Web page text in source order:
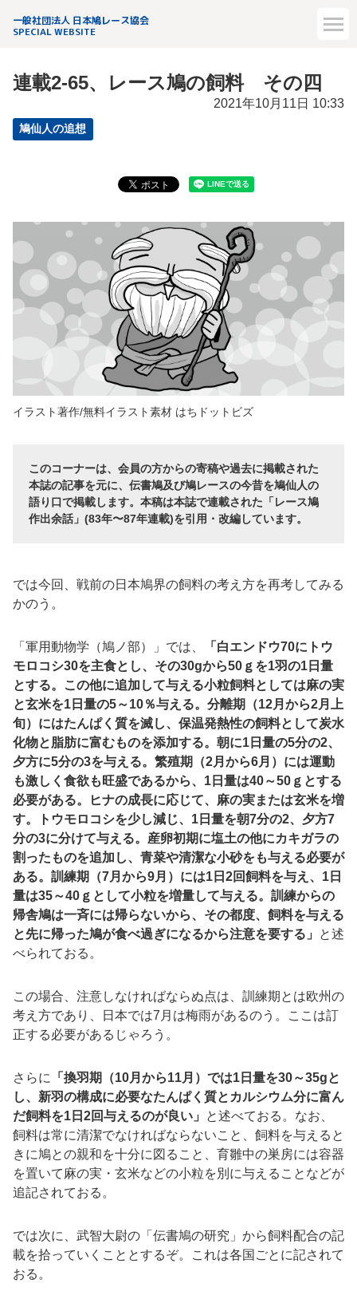
一般社団法人 日本鳩レース協会
SPECIAL WEBSITE
連載2-65、レース鳩の飼料 その四
2021年10月11日 10:33
鳩仙人の追想
イラスト著作/無料イラスト素材 はちドットビズ
このコーナーは、会員の方からの寄稿や過去に掲載された
本誌の記事を元に、伝書鳩及び鳩レースの今昔を鳩仙人の
語り口で掲載します。本稿は本誌で連載された「レース鳩
作出余話」(83年〜87年連載)を引用・改編しています。
では今回、戦前の日本鳩界の飼料の考え方を再考してみる
かのう。
「軍用動物学（鳩ノ部）」では、 「白エンドウ70にトウ
モロコシ30を主食とし、その30gから50 ｇを1羽の1 日量
とする。この他に追加して与える小粒飼料としては麻の実
と玄米を1 日量の5～10％与える。分離期（12月から2月上
旬）にはたんぱく質を滅し、保温発熱性の飼料として炭水
化物と脂肪に富むものを添加する。朝に1 日量の5分の2、
夕方に5分の3を与える。繁殖期（2月から6月）には運動
も激しく食欲も旺盛であるから、 1 日量は40～50 ｇとする
必要がある。ヒナの成長に応じて、麻の実または玄米を増
す。トウモロコシを少し減じ、 1 日量を朝7分の2、夕方7
分の3に分けて与える。産卵初期に塩土の他にカキガラの
割ったものを追加し、青菜や清潔な小砂をも与える必要が
ある。訓練期（7月から9月）には1 日 2回飼料を与え、 1 日
量は35～40 ｇとして小粒を増量して与える。訓練からの
帰舎鳩は一斉には帰らないから、その都度、飼料を与える
と先に帰った鳩が食べ過ぎになるから注意を要する」
と述
べられておる。
この場合、注意しなければならぬ点は、訓練期とは欧州の
考え方であり、日本では7月は梅雨があるのう。ここは訂
正する必要があるじゃろう。
さらに 「換羽期（10月から11月）では1 日量を30～35gと
し、新羽の構成に必要なたんぱく質とカルシウム分に富ん
だ飼料を1 日 2回与えるのが良い」
と述べておる。なお、
飼料は常に清潔でなければならないこと、飼料を与えると
きに鳩との親和を十分に図ること、育雛中の巣房には容器
を置いて麻の実・玄米などの小粒を別に与えることなどが
追記されておる。
では次に、武智大尉の「伝書鳩の研究」から飼料配合の記
載を拾っていくこととするぞ。これは各国ごとに記されて
おる。